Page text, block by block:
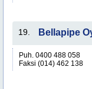
19. Bellapipe
Puh. 0400 488 058
Faksi (014) 462 138